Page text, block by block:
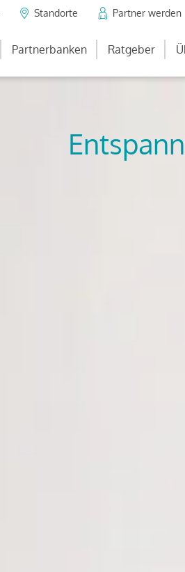
Standorte Partner werden
Partnerbanken Ratgeber